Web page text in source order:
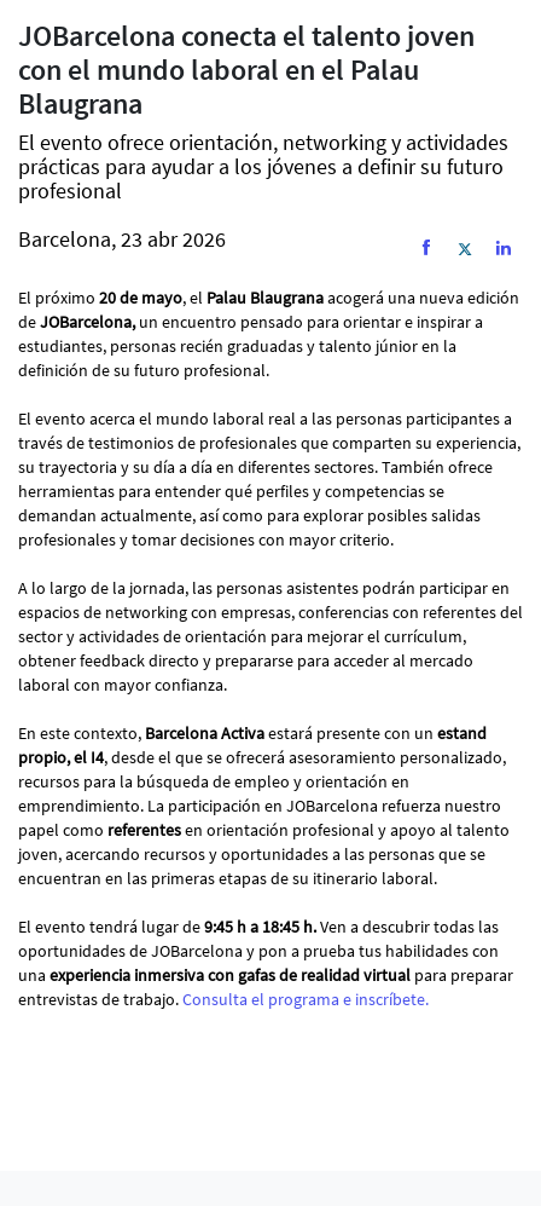
JOBarcelona conecta el talento joven
con el mundo laboral en el Palau
Blaugrana
El evento ofrece orientación, networking y actividades
prácticas para ayudar a los jóvenes a definir su futuro
profesional
Barcelona, 23 abr 2026
El próximo 20 de mayo, el Palau Blaugranaacogerá una nueva edición
deJOBarcelona,un encuentro pensado para orientar e inspirar a
estudiantes, personas recién graduadas y talento júnior en la
definición de su futuro profesional.
El evento acerca el mundo laboral real a las personas participantes a
través de testimonios de profesionales que comparten su experiencia,
su trayectoria y su día a día en diferentes sectores. También ofrece
herramientas para entender qué perfiles y competencias se
demandan actualmente, así como para explorar posibles salidas
profesionales y tomar decisiones con mayor criterio.
A lo largo de la jornada, las personas asistentes podrán participar en
espacios de networking con empresas, conferencias con referentes del
sector y actividades de orientación para mejorar el currículum,
obtener feedback directo y prepararse para acceder al mercado
laboral con mayor confianza.
En este contexto, Barcelona Activaestará presente con un estand
propio, el I4, desde el que se ofrecerá asesoramiento personalizado,
recursos para la búsqueda de empleo y orientación en
emprendimiento. La participación en JOBarcelona refuerza nuestro
papel como referentesen orientación profesional y apoyo al talento
joven, acercando recursos y oportunidades a las personas que se
encuentran en las primeras etapas de su itinerario laboral.
El evento tendrá lugar de9:45 h a 18:45 h.Ven a descubrir todas las
oportunidades de JOBarcelona y pon a prueba tus habilidades con
una experiencia inmersiva con gafas de realidad virtual para preparar
entrevistas de trabajo.Consulta el programa e inscríbete.